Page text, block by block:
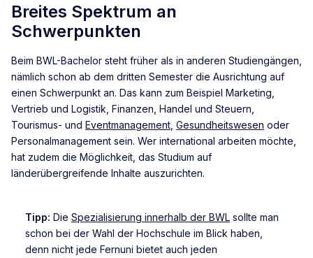
Breites Spektrum an
Schwerpunkten
Beim BWL-Bachelor steht früher als in anderen Studiengängen,
nämlich schon ab dem dritten Semester die Ausrichtung auf
einen Schwerpunkt an. Das kann zum Beispiel Marketing,
Vertrieb und Logistik, Finanzen, Handel und Steuern,
Tourismus- und Eventmanagement Gesundheitswesen oder
Personalmanagement sein. Wer international arbeiten möchte,
hat zudem die Möglichkeit, das Studium auf
länderübergreifende Inhalte auszurichten.
Tipp: Die Spezialisierung innerhalb der BWL sollte man
schon bei der Wahl der Hochschule im Blick haben,
denn nicht jede Fernuni bietet auch jeden